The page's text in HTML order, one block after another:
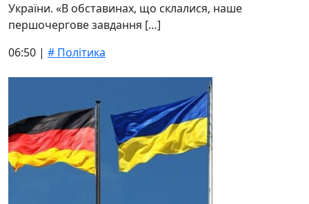
України. «В обставинах, що склалися, наше
першочергове завдання […]
06:50 | # Політика